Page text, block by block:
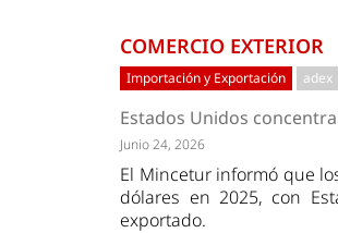
Customer Experience
Tecnologías
Tendencias
COMERCIO EXTERIOR
Importación y Exportación adex
Estados Unidos
Junio 24, 2026
El Mincetur informó que
dólares en 2025, con
exportado.